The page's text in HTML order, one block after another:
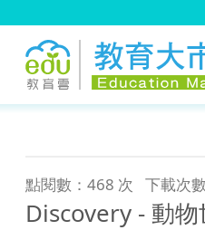
點閱數：468 次 下載次
Discovery - 動物